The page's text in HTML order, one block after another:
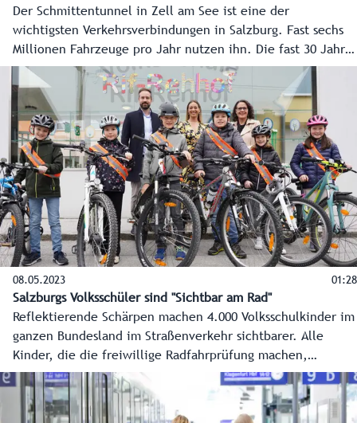
Der Schmittentunnel in Zell am See ist eine der
wichtigsten Verkehrsverbindungen in Salzburg. Fast sechs
Millionen Fahrzeuge pro Jahr nutzen ihn. Die fast 30 Jahre
alte „Röhre“ bekam ein Sicherheitsupdate und eine
Generalsanierung, und ab 2024 werden Flucht- und
Rettungsstollen gebaut.
08.05.2023 01:28
Salzburgs Volksschüler sind "Sichtbar am Rad"
Reflektierende Schärpen machen 4.000 Volksschulkinder im
ganzen Bundesland im Straßenverkehr sichtbarer. Alle
Kinder, die die freiwillige Radfahrprüfung machen,
erhalten diese. Anfang Mai 2023 freuten sich die
Schülerinnen und Schüler der Volksschule Rif-Rehhof über
das Geschenk.